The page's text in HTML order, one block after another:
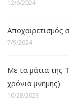
12/6/2024
Αποχαιρετισμός
7/9/2024
Με τα μάτια της
χρόνια μνήμης)
10/28/2023